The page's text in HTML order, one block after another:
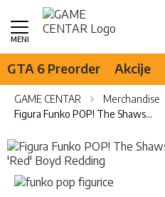
GTA 6 Preorder Akcije
GAME CENTAR Merchandise
Figura Funko POP! The Shawshank Redemption - Ellis 'Red' Boyd Redding
Skip
to
the
end
Skip
to